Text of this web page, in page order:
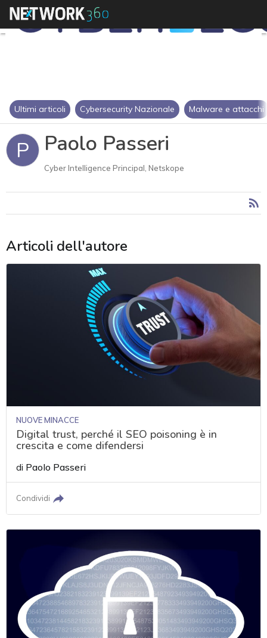
Ultimi articoli Cybersecurity Nazionale Malware e attacchi
P Paolo Passeri
Cyber Intelligence Principal, Netskope
Articoli dell'autore
NUOVE MINACCE
Digital trust, perché il SEO poisoning è in
crescita e come difendersi
di Paolo Passeri
Condividi